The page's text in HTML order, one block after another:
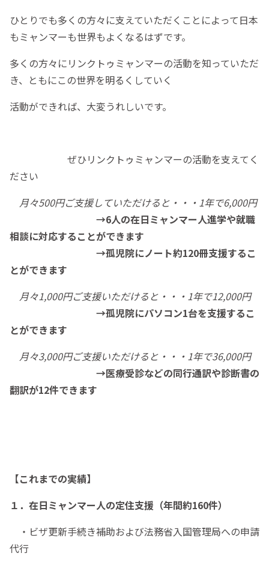
ひとりでも多くの方々に支えていただくことによって日本
もミャンマーも世界もよくなるはずです。
多くの方々にリンクトゥミャンマーの活動を知っていただ
き、ともにこの世界を明るくしていく
活動ができれば、大変うれしいです。
ぜひリンクトゥミャンマーの活動を支えてく
ださい
月々500円ご支援していただけると・・・1年で6,000円
→6人の在日ミャンマー人進学や就職
相談に対応することができます
→孤児院にノート約120冊支援するこ
とができます
月々1,000円ご支援いただけると・・・1年で12,000円
→孤児院にパソコン1台を支援するこ
とができます
月々3,000円ご支援いただけると・・・1年で36,000円
→医療受診などの同行通訳や診断書の
翻訳が12件できます
【これまでの実績】
１．在日ミャンマー人の定住支援（年間約160件）
・ビザ更新手続き補助および法務省入国管理局への申請
代行